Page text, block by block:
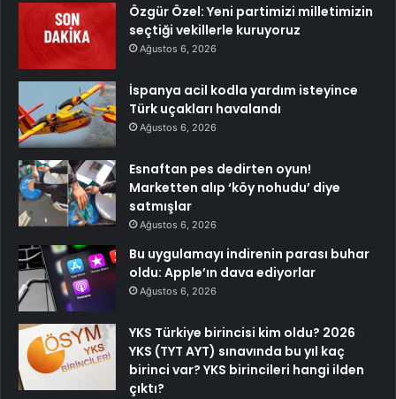
Özgür Özel: Yeni partimizi milletimizin
seçtiği vekillerle kuruyoruz
Ağustos 6, 2026
İspanya acil kodla yardım isteyince
Türk uçakları havalandı
Ağustos 6, 2026
Esnaftan pes dedirten oyun!
Marketten alıp ‘köy nohudu’ diye
satmışlar
Ağustos 6, 2026
Bu uygulamayı indirenin parası buhar
oldu: Apple’ın dava ediyorlar
Ağustos 6, 2026
YKS Türkiye birincisi kim oldu? 2026
YKS (TYT AYT) sınavında bu yıl kaç
birinci var? YKS birincileri hangi ilden
çıktı?